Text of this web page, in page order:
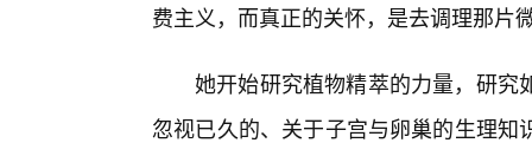
费主义，而真正的关怀，是去调理那片
她开始研究植物精萃的力量，研究
忽视已久的、关于子宫与卵巢的生理